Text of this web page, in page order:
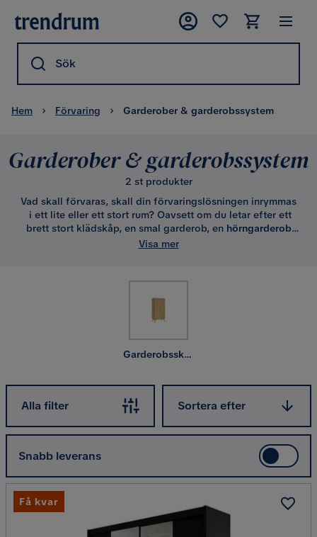
Sök
Hem Förvaring Garderober & garderobssystem
Garderober & garderobssystem
2 st produkter
Vad skall förvaras, skall din förvaringslösningen inrymmas
i ett lite eller ett stort rum? Oavsett om du letar efter ett
brett stort klädskåp, en smal garderob, en hörngarderob
spegeldörrar
nedan.
Visa mer
Garderobsskåp
Alla filter
Sortera efter
Snabb leverans
Få kvar